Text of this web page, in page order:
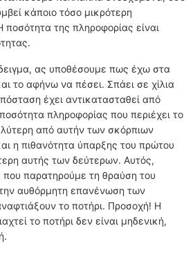
κάποιο τόσο μικρότερη
ποσότητα της πληροφορίας είναι
ας υποθέσουμε πως έχω στα
το αφήνω να πέσει. Σπάει σε χίλια
έχει αντικατασταθεί από
πληροφορίας που περιέχει το
από αυτήν των σκόρπιων
η πιθανότητα ύπαρξης του πρώτου
αυτής των δεύτερων. Αυτός,
που παρατηρούμε τη θραύση του
αυθόρμητη επανένωση των
το ποτήρι. Προσοχή! Η
το ποτήρι δεν είναι μηδενική,